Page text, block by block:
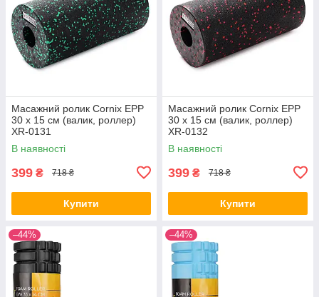
Масажний ролик Cornix EPP
30 x 15 см (валик, роллер)
XR-0131
В наявності
399 ₴ 718 ₴
Купити
Масажний ролик Cornix EPP
30 x 15 см (валик, роллер)
XR-0132
В наявності
399 ₴ 718 ₴
Купити
–44% –44%